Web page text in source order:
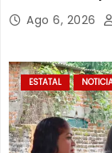
Ago 6, 2026
ESTATAL